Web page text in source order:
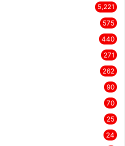
5,221
575
440
271
262
90
70
25
24